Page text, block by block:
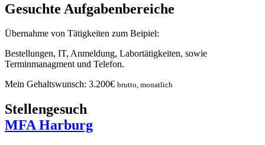
Gesuchte Aufgabenbereiche
Übernahme von Tätigkeiten zum Beipiel:
Bestellungen, IT, Anmeldung, Labortätigkeiten, sowie
Terminmanagment und Telefon.
Mein Gehaltswunsch: 3.200€ brutto, monatlich
Stellengesuch
MFA Harburg